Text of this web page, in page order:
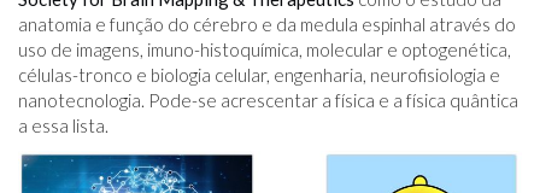
anatomia e função do cérebro e da medula espinhal através do
uso de imagens, imuno-histoquímica, molecular e optogenética,
células-tronco e biologia celular, engenharia, neurofisiologia e
nanotecnologia. Pode-se acrescentar a física e a física quântica
a essa lista.